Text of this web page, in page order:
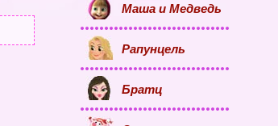
Маша и Медведь
Рапунцель
Братц